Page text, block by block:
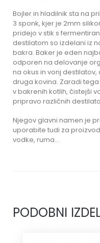
Bojler in hladilnik sta na
3 sponk, kjer je 2mm
pridejo v stik s
destilatom so izdelani iz
bakra. Baker je eden
odporen na delovanje
na okus in vonj
druga kovina. Zaradi
v bakrenih kotlih, čistejši
pripravo različnih
Njegov glavni namen je
uporabite tudi za
vodke, ruma…
PODOBNI